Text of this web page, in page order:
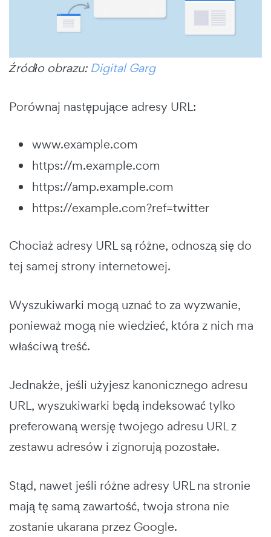
Źródło obrazu: Digital Garg
Porównaj następujące adresy URL:
www.example.com
https://m.example.com
https://amp.example.com
https://example.com?ref=twitter
Chociaż adresy URL są różne, odnoszą się do
tej samej strony internetowej.
Wyszukiwarki mogą uznać to za wyzwanie,
ponieważ mogą nie wiedzieć, która z nich ma
właściwą treść.
Jednakże, jeśli użyjesz kanonicznego adresu
URL, wyszukiwarki będą indeksować tylko
preferowaną wersję twojego adresu URL z
zestawu adresów i zignorują pozostałe.
Stąd, nawet jeśli różne adresy URL na stronie
mają tę samą zawartość, twoja strona nie
zostanie ukarana przez Google.